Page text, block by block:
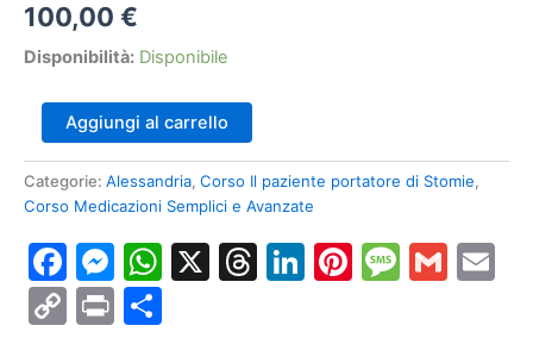
100,00 €
Disponibilità: Disponibile
Corso
Medicazioni
Semplici
e
Avanzate
Stomie
Alessandria
25
settembre
Aggiungi al carrello
Categorie: Alessandria, Corso Il paziente portatore di Stomie,
Corso Medicazioni Semplici e Avanzate
Facebook
Messenger
WhatsApp
X Threads
LinkedIn
Pinterest
Copy
Print